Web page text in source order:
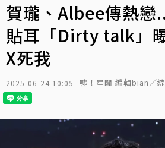
賀瓏、Albee傳熱戀
貼耳「Dirty talk」
X死我
2025-06-24 10:05 噓！星聞 編輯bian／